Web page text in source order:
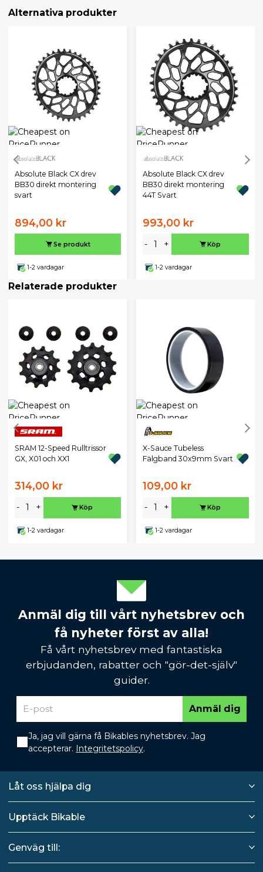
Alternativa produkter
Absolute Black CX drev
BB30 direkt montering
svart
894,00 kr
Se produkt
1-2 vardagar
Absolute Black CX drev
BB30 direkt montering
44T Svart
993,00 kr
- + Köp
1-2 vardagar
Relaterade produkter
SRAM 12-Speed Rulltrissor
GX, X01 och XX1
314,00 kr
- + Köp
1-2 vardagar
X-Sauce Tubeless
Fälgband 30x9mm Svart
109,00 kr
- + Köp
1-2 vardagar
Anmäl dig till vårt nyhetsbrev och
få nyheter först av alla!
Få vårt nyhetsbrev med fantastiska
erbjudanden, rabatter och "gör-det-själv"
guider.
Anmäl dig
Ja, jag vill gärna få Bikables nyhetsbrev. Jag
accepterar. Integritetspolicy.
Låt oss hjälpa dig
Upptäck Bikable
Genväg till: